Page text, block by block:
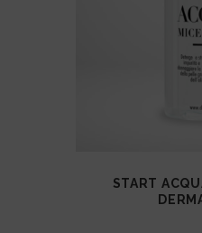
START